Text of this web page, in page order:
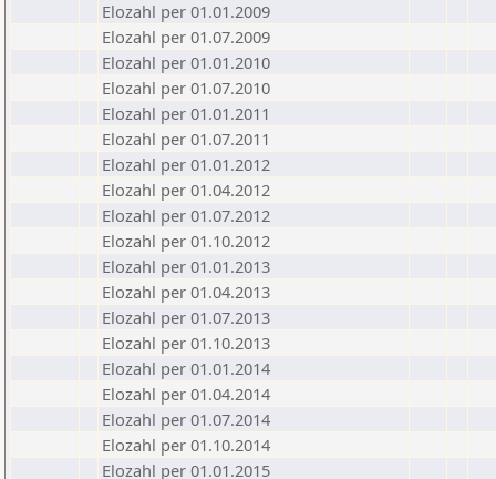
Elozahl per 01.01.2009
Elozahl per 01.07.2009
Elozahl per 01.01.2010
Elozahl per 01.07.2010
Elozahl per 01.01.2011
Elozahl per 01.07.2011
Elozahl per 01.01.2012
Elozahl per 01.04.2012
Elozahl per 01.07.2012
Elozahl per 01.10.2012
Elozahl per 01.01.2013
Elozahl per 01.04.2013
Elozahl per 01.07.2013
Elozahl per 01.10.2013
Elozahl per 01.01.2014
Elozahl per 01.04.2014
Elozahl per 01.07.2014
Elozahl per 01.10.2014
Elozahl per 01.01.2015